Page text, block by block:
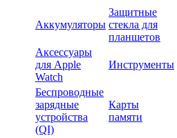
Аккумуляторы
Защитные
стекла для
планшетов
Аксессуары
для Apple
Watch
Инструменты
Беспроводные
зарядные
устройства
(QI)
Карты
памяти